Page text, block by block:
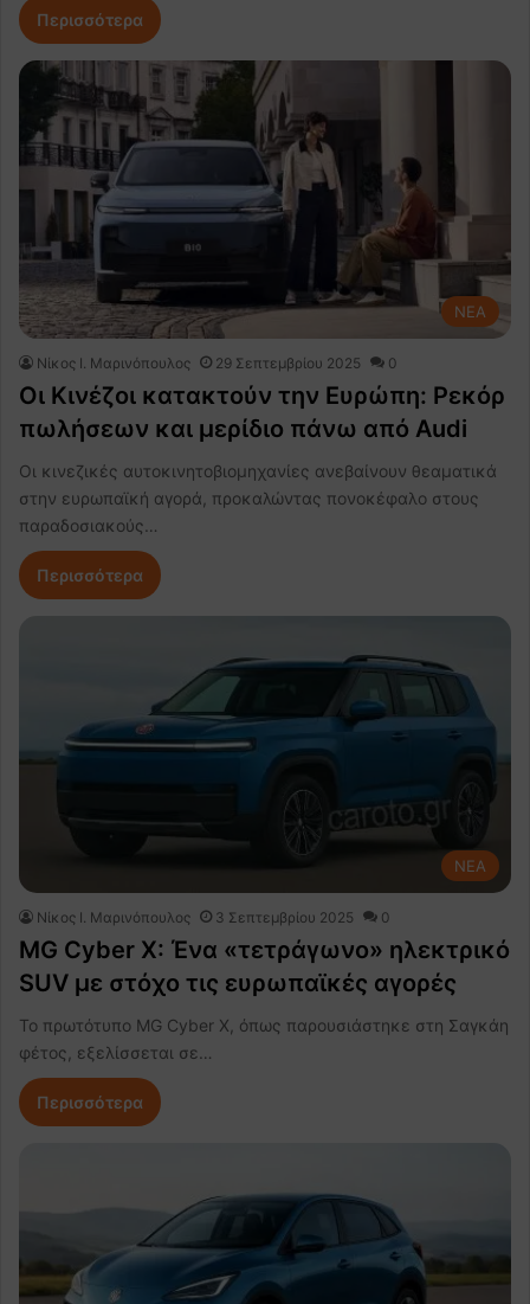
Περισσότερα
NEA
Nίκος Ι. Mαρινόπουλος 29 Σεπτεμβρίου 2025 0
Οι Κινέζοι κατακτούν την Ευρώπη: Ρεκόρ
πωλήσεων και μερίδιο πάνω από Audi
Οι κινεζικές αυτοκινητοβιομηχανίες ανεβαίνουν θεαματικά
στην ευρωπαϊκή αγορά, προκαλώντας πονοκέφαλο στους
παραδοσιακούς…
Περισσότερα
NEA
Nίκος Ι. Mαρινόπουλος 3 Σεπτεμβρίου 2025 0
MG Cyber X: Ένα «τετράγωνο» ηλεκτρικό
SUV με στόχο τις ευρωπαϊκές αγορές
Το πρωτότυπο MG Cyber X, όπως παρουσιάστηκε στη Σαγκάη
φέτος, εξελίσσεται σε…
Περισσότερα